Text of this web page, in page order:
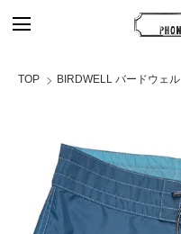
TOP BIRDWELL バードウェル